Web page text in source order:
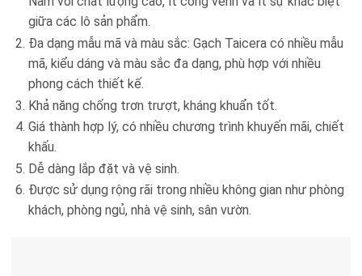
giữa các lô sản phẩm.
Đa dạng mẫu mã và màu sắc: Gạch Taicera có nhiều mẫu
mã, kiểu dáng và màu sắc đa dạng, phù hợp với nhiều
phong cách thiết kế.
Khả năng chống trơn trượt, kháng khuẩn tốt.
Giá thành hợp lý, có nhiều chương trình khuyến mãi, chiết
khấu.
Dễ dàng lắp đặt và vệ sinh.
Được sử dụng rộng rãi trong nhiều không gian như phòng
khách, phòng ngủ, nhà vệ sinh, sân vườn.